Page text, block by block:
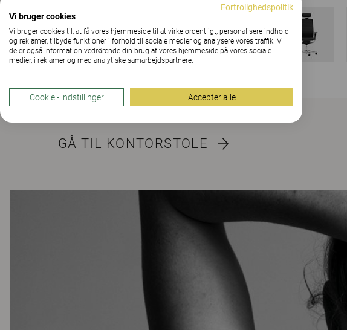
GÅ TIL KONTORSTOLE
Fortrolighedspolitik
Vi bruger cookies
Vi bruger cookies til, at få vores hjemmeside til at virke ordentligt, personalisere indhold
og reklamer, tilbyde funktioner i forhold til sociale medier og analysere vores traffik. Vi
deler også information vedrørende din brug af vores hjemmeside på vores sociale
medier, i reklamer og med analytiske samarbejdspartnere.
Cookie - indstillinger Accepter alle